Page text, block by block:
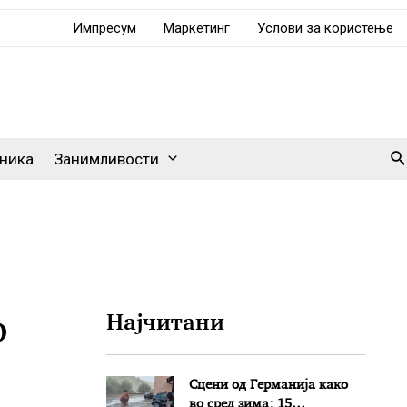
Импресум Маркетинг Услови за користење
Занимливости
Најчитани
Сцени од Германија како
во сред зима: 15